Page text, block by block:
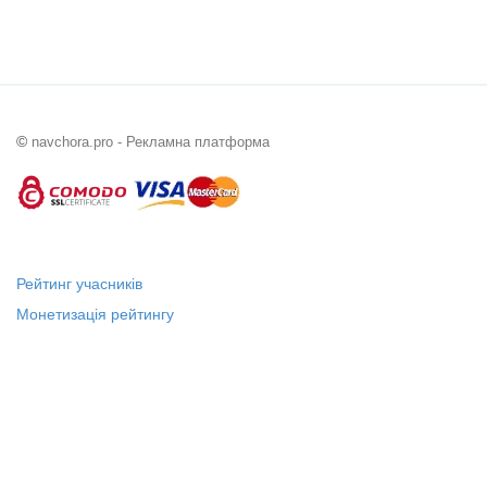
© navchora.pro - Рекламна платформа
Рейтинг учасників
Монетизація рейтингу